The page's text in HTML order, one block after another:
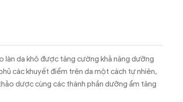
làn da khô được tăng cường khả năng dưỡng
các khuyết điểm trên da một cách tự nhiên,
dược cùng các thành phần dưỡng ẩm tăng